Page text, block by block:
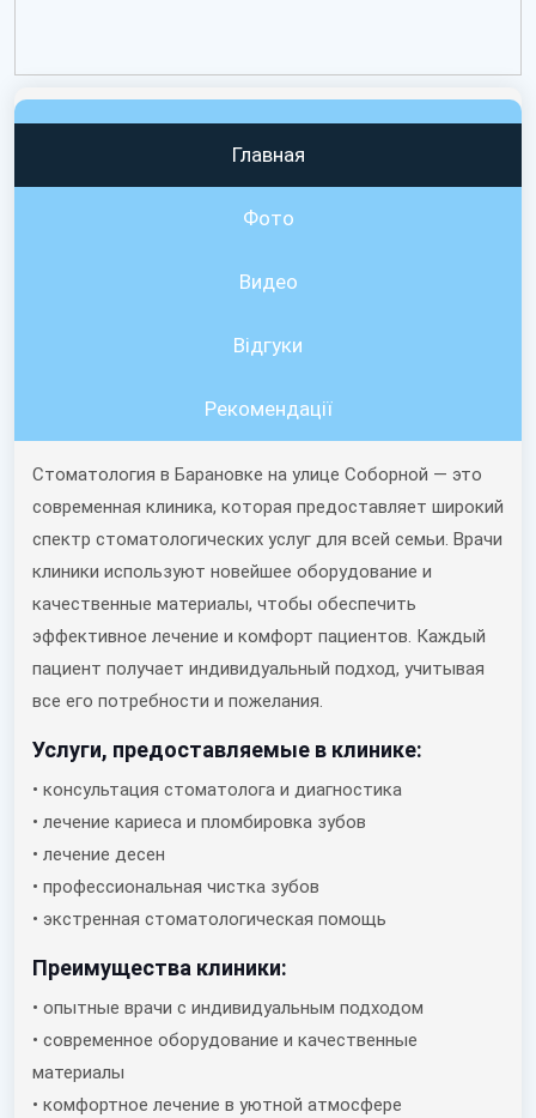
Главная
Фото
Видео
Вiдгуки
Рекомендації
Стоматология в Барановке на улице Соборной — это
современная клиника, которая предоставляет широкий
спектр стоматологических услуг для всей семьи. Врачи
клиники используют новейшее оборудование и
качественные материалы, чтобы обеспечить
эффективное лечение и комфорт пациентов. Каждый
пациент получает индивидуальный подход, учитывая
все его потребности и пожелания.
Услуги, предоставляемые в клинике:
• консультация стоматолога и диагностика
• лечение кариеса и пломбировка зубов
• лечение десен
• профессиональная чистка зубов
• экстренная стоматологическая помощь
Преимущества клиники:
• опытные врачи с индивидуальным подходом
• современное оборудование и качественные
материалы
• комфортное лечение в уютной атмосфере